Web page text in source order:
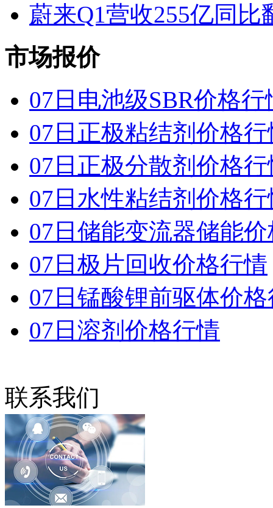
蔚来Q1营收255亿同
市场报价
07日电池级SBR价格行
07日正极粘结剂价格行
07日正极分散剂价格行
07日水性粘结剂价格行
07日储能变流器储能
07日极片回收价格行情
07日锰酸锂前驱体价
07日溶剂价格行情
联系我们